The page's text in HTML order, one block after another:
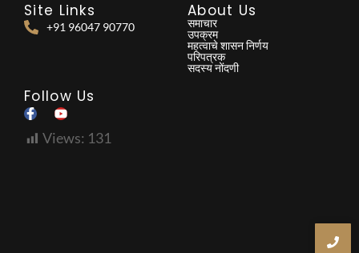
Site Links
+91 96047 90770
About Us
समाचार
उपक्रम
महत्वाचे शासन निर्णय
परिपत्रक
सदस्य नोंदणी
Follow Us
Views: 131